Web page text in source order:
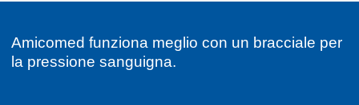
Amicomed funziona meglio con un bracciale per
la pressione sanguigna.